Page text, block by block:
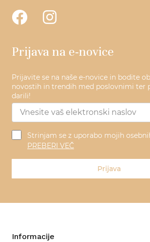
Prijava na e-novice
Prijavite se na naše e-novice in bodite
novostih in trendih med poslovnimi ter
darili!
Strinjam se z uporabo mojih
PREBERI VEČ
Prijava
Informacije